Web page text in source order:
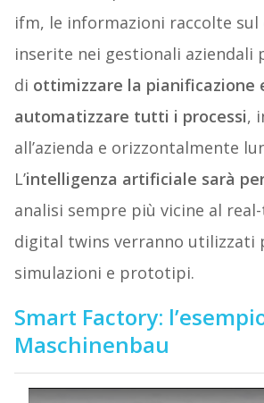
ifm, le informazioni raccolte sul
inserite nei gestionali aziendali
di ottimizzare la pianificazione
automatizzare tutti i processi,
all’azienda e orizzontalmente
L’intelligenza artificiale sarà
analisi sempre più vicine al
digital twins verranno utilizzati
simulazioni e prototipi.
Smart Factory:
Maschinenbau